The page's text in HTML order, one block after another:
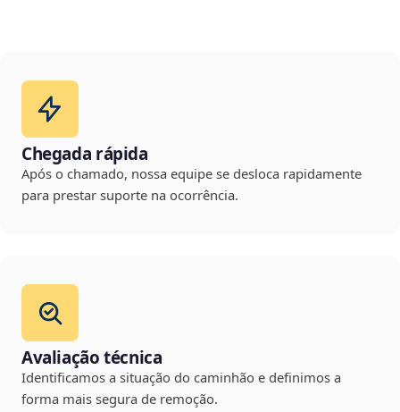
Chegada rápida
Após o chamado, nossa equipe se desloca rapidamente
para prestar suporte na ocorrência.
Avaliação técnica
Identificamos a situação do caminhão e definimos a
forma mais segura de remoção.